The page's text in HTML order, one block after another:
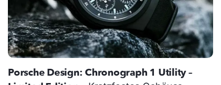
Porsche Design: Chronograph 1 Utility –